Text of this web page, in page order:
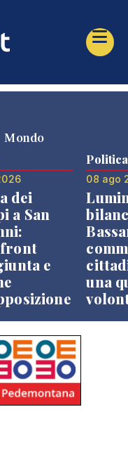
Mondo
dei
a San
e
Politica
08 ago
una